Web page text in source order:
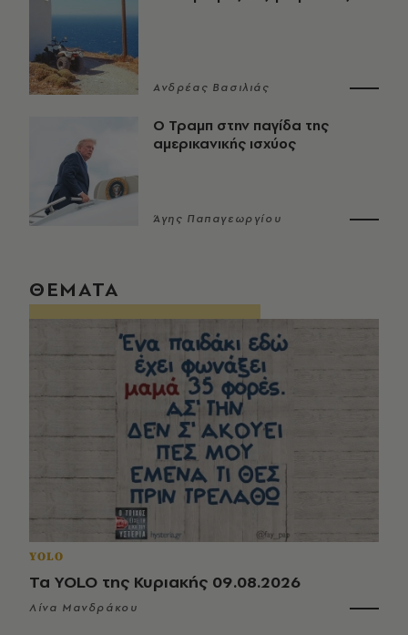
Ανδρέας Βασιλιάς
Ο Τραμπ στην παγίδα της
αμερικανικής ισχύος
Άγης Παπαγεωργίου
ΘΕΜΑΤΑ
YOLO
Τα YOLO της Κυριακής 09.08.2026
Λίνα Μανδράκου